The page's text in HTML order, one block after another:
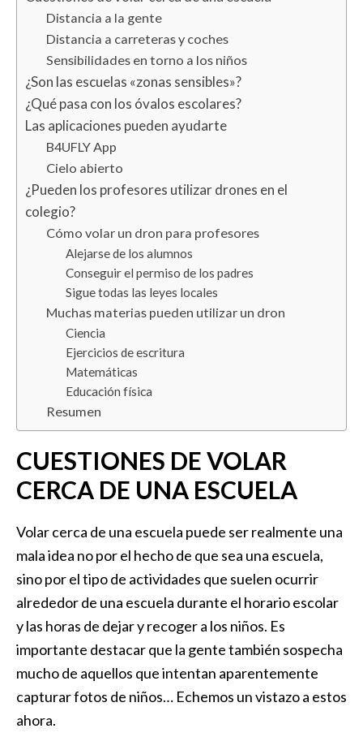
Distancia a la gente
Distancia a carreteras y coches
Sensibilidades en torno a los niños
¿Son las escuelas «zonas sensibles»?
¿Qué pasa con los óvalos escolares?
Las aplicaciones pueden ayudarte
B4UFLY App
Cielo abierto
¿Pueden los profesores utilizar drones en el
colegio?
Cómo volar un dron para profesores
Alejarse de los alumnos
Conseguir el permiso de los padres
Sigue todas las leyes locales
Muchas materias pueden utilizar un dron
Ciencia
Ejercicios de escritura
Matemáticas
Educación física
Resumen
CUESTIONES DE VOLAR
CERCA DE UNA ESCUELA
Volar cerca de una escuela puede ser realmente una
mala idea no por el hecho de que sea una escuela,
sino por el tipo de actividades que suelen ocurrir
alrededor de una escuela durante el horario escolar
y las horas de dejar y recoger a los niños. Es
importante destacar que la gente también sospecha
mucho de aquellos que intentan aparentemente
capturar fotos de niños… Echemos un vistazo a estos
ahora.